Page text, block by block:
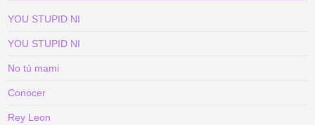
YOU STUPID NI
YOU STUPID NI
No tú mami
Conocer
Rey Leon